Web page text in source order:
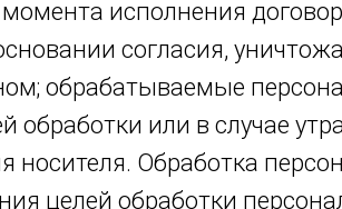
исполнения
согласия,
обрабатываемые
или в случае
носителя. Обработка
целей обработки